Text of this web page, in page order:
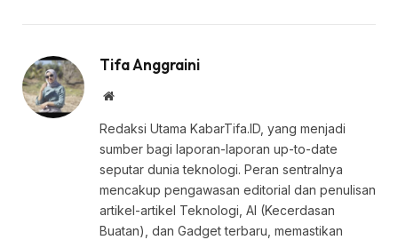
Tifa Anggraini
Website
Redaksi Utama KabarTifa.ID, yang menjadi
sumber bagi laporan-laporan up-to-date
seputar dunia teknologi. Peran sentralnya
mencakup pengawasan editorial dan penulisan
artikel-artikel Teknologi, AI (Kecerdasan
Buatan), dan Gadget terbaru, memastikan